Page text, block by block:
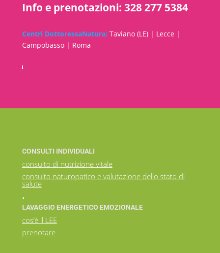
Info e prenotazioni: 328 277 5384
Centri DottoressaNatura: Taviano (LE) | Lecce |
Campobasso | Roma
CONSULTI INDIVIDUALI
consulto di nutrizione vitale
consulto naturopatico e valutazione dello stato di
salute
•
LAVAGGIO ENERGETICO EMOZIONALE
cos’è il LEE
prenotare